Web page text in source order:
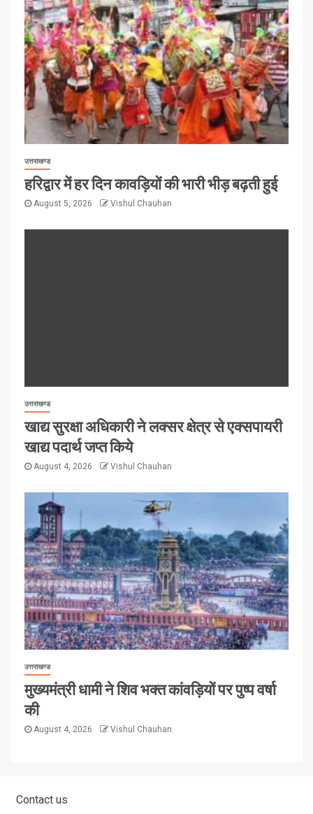
उत्तराखण्ड
हरिद्वार में हर दिन कावड़ियों की भारी भीड़ बढ़ती हुई
August 5, 2026 Vishul Chauhan
उत्तराखण्ड
खाद्य सुरक्षा अधिकारी ने लक्सर क्षेत्र से एक्सपायरी
खाद्य पदार्थ जप्त किये
August 4, 2026 Vishul Chauhan
उत्तराखण्ड
मुख्यमंत्री धामी ने शिव भक्त कांवड़ियों पर पुष्प वर्षा
की
August 4, 2026 Vishul Chauhan
Contact us